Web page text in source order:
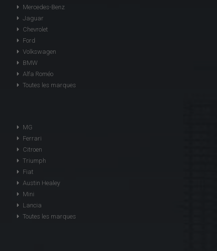
Mercedes-Benz
Jaguar
Chevrolet
Ford
Volkswagen
BMW
Alfa Roméo
Toutes les marques
MG
Ferrari
Citroen
Triumph
Fiat
Austin Healey
Mini
Lancia
Toutes les marques